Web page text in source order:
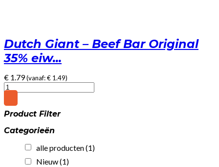
Dutch Giant – Beef Bar Original
35% eiw...
€ 1.79(vanaf:€ 1.49)
Dutch
Giant
-
Beef
Original
Product Filter
Categorieën
alle producten(1)
Nieuw(1)